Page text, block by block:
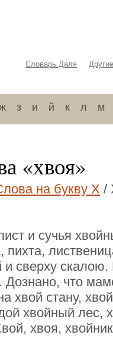
Словарь Даля
з и й к л м
«хвоя»
на букву Х /
и сучья
пихта,
и сверху
Дознано, что
хвой стану,
хвойный лес,
хвоя,